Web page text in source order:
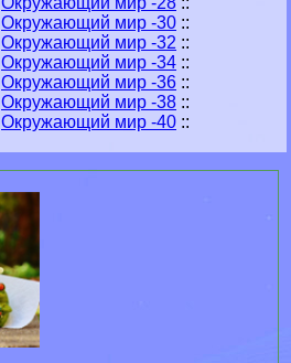
Окружающий мир -30 ::
Окружающий мир -32 ::
Окружающий мир -34 ::
Окружающий мир -36 ::
Окружающий мир -38 ::
Окружающий мир -40 ::